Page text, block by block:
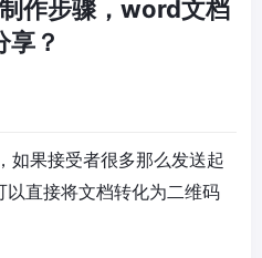
作步骤，word文档
享？
如果接受者很多那么发送起
直接将文档转化为二维码